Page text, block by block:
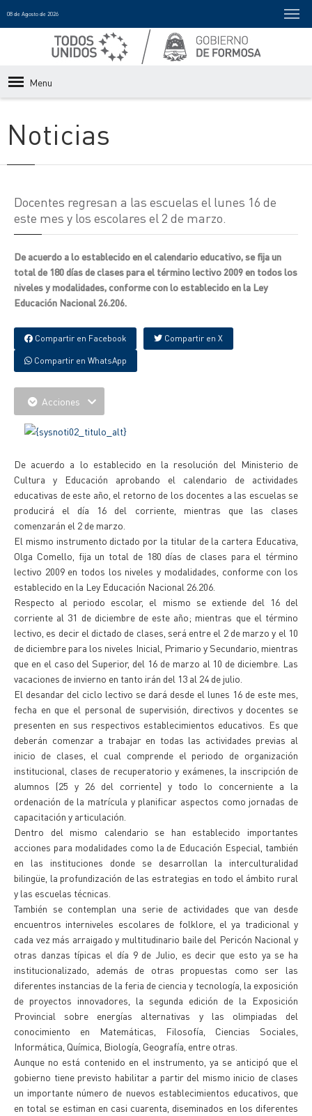
08 de Agosto de 2026
Menu
Noticias
Docentes regresan a las escuelas el lunes 16 de
este mes y los escolares el 2 de marzo.
De acuerdo a lo establecido en el calendario educativo, se fija un
total de 180 días de clases para el término lectivo 2009 en todos los
niveles y modalidades, conforme con lo establecido en la Ley
Educación Nacional 26.206.
Compartir en Facebook Compartir en X
Compartir en WhatsApp
Acciones
De acuerdo a lo establecido en la resolución del Ministerio de
Cultura y Educación aprobando el calendario de actividades
educativas de este año, el retorno de los docentes a las escuelas se
producirá el día 16 del corriente, mientras que las clases
comenzarán el 2 de marzo.
El mismo instrumento dictado por la titular de la cartera Educativa,
Olga Comello, fija un total de 180 días de clases para el término
lectivo 2009 en todos los niveles y modalidades, conforme con los
establecido en la Ley Educación Nacional 26.206.
Respecto al periodo escolar, el mismo se extiende del 16 del
corriente al 31 de diciembre de este año; mientras que el término
lectivo, es decir el dictado de clases, será entre el 2 de marzo y el 10
de diciembre para los niveles Inicial, Primario y Secundario, mientras
que en el caso del Superior, del 16 de marzo al 10 de diciembre. Las
vacaciones de invierno en tanto irán del 13 al 24 de julio.
El desandar del ciclo lectivo se dará desde el lunes 16 de este mes,
fecha en que el personal de supervisión, directivos y docentes se
presenten en sus respectivos establecimientos educativos. Es que
deberán comenzar a trabajar en todas las actividades previas al
inicio de clases, el cual comprende el periodo de organización
institucional, clases de recuperatorio y exámenes, la inscripción de
alumnos (25 y 26 del corriente) y todo lo concerniente a la
ordenación de la matrícula y planificar aspectos como jornadas de
capacitación y articulación.
Dentro del mismo calendario se han establecido importantes
acciones para modalidades como la de Educación Especial, también
en las instituciones donde se desarrollan la interculturalidad
bilingüe, la profundización de las estrategias en todo el ámbito rural
y las escuelas técnicas.
También se contemplan una serie de actividades que van desde
encuentros interniveles escolares de folklore, el ya tradicional y
cada vez más arraigado y multitudinario baile del Pericón Nacional y
otras danzas típicas el día 9 de Julio, es decir que esto ya se ha
institucionalizado, además de otras propuestas como ser las
diferentes instancias de la feria de ciencia y tecnología, la exposición
de proyectos innovadores, la segunda edición de la Exposición
Provincial sobre energías alternativas y las olimpiadas del
conocimiento en Matemáticas, Filosofía, Ciencias Sociales,
Informática, Química, Biología, Geografía, entre otras.
Aunque no está contenido en el instrumento, ya se anticipó que el
gobierno tiene previsto habilitar a partir del mismo inicio de clases
un importante número de nuevos establecimientos educativos, que
en total se estiman en casi cuarenta, diseminados en los diferentes